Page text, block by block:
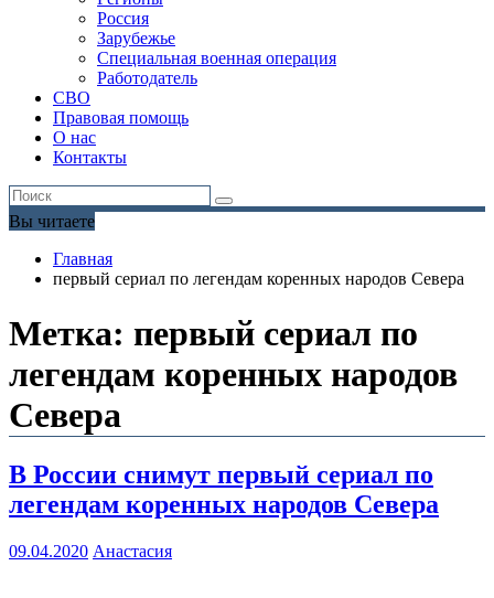
Россия
Зарубежье
Специальная военная операция
Работодатель
СВО
Правовая помощь
О нас
Контакты
Вы читаете
Главная
первый сериал по легендам коренных народов Севера
Метка: первый сериал по
легендам коренных народов
Севера
В России снимут первый сериал по
легендам коренных народов Севера
09.04.2020 Анастасия